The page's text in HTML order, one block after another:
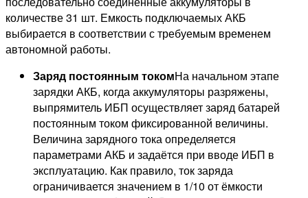
количестве 31 шт. Емкость подключаемых АКБ
выбирается в соответствии с требуемым временем
автономной работы.
Заряд постоянным токомНа начальном этапе
зарядки АКБ, когда аккумуляторы разряжены,
выпрямитель ИБП осуществляет заряд батарей
постоянным током фиксированной величины.
Величина зарядного тока определяется
параметрами АКБ и задаётся при вводе ИБП в
эксплуатацию. Как правило, ток заряда
ограничивается значением в 1/10 от ёмкости